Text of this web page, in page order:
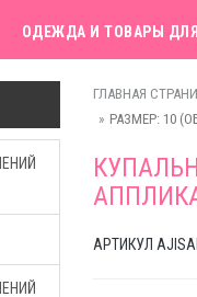
ОДЕЖДА И ТОВАРЫ
ГЛАВНАЯ
РАЗМЕР: 10
АРТИКУЛ